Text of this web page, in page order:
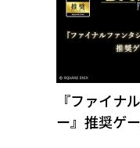
『ファイナ
ー』推奨ゲ